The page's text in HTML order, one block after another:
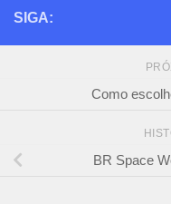
SIGA:
Como
BR Space